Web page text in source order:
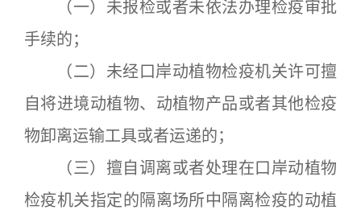
（一）未报检或者未依法办理检疫审批
手续的；
（二）未经口岸动植物检疫机关许可擅
自将进境动植物、动植物产品或者其他检疫
物卸离运输工具或者运递的；
（三）擅自调离或者处理在口岸动植物
检疫机关指定的隔离场所中隔离检疫的动植